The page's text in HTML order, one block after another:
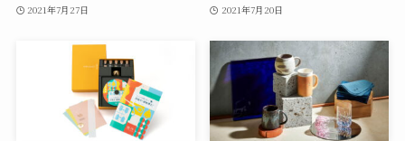
2021年7月27日 2021年7月20日